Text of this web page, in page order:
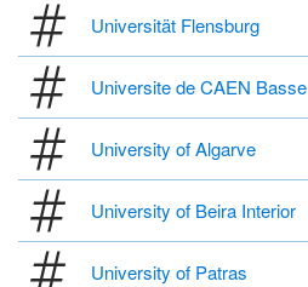
Universität Flensburg
Universite de CAEN Basse
University of Algarve
University of Beira Interior
University of Patras